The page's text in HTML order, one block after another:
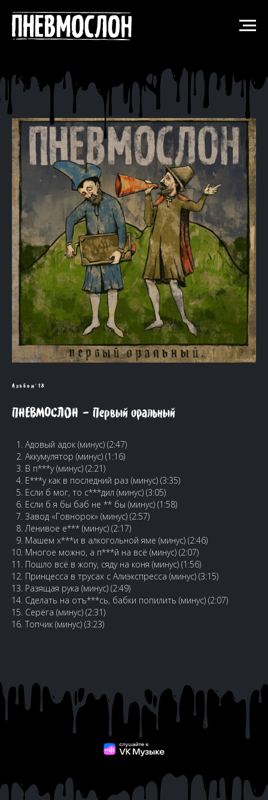
Альбом'18
ПНЕВМОСЛОН – Первый оральный
Адовый адок (минус) (2:47)
Аккумулятор (минус) (1:16)
В п***у (минус) (2:21)
Е***у как в последний раз (минус) (3:35)
Если б мог, то с***дил (минус) (3:05)
Если б я бы баб не ** бы (минус) (1:58)
Завод «Говнорок» (минус) (2:57)
Ленивое е*** (минус) (2:17)
Машем х***и в алкогольной яме (минус) (2:46)
Многое можно, а п***й на всё (минус) (2:07)
Пошло всё в жопу, сяду на коня (минус) (1:56)
Принцесса в трусах с Алиэкспресса (минус) (3:15)
Разящая рука (минус) (2:49)
Сделать на отъ***сь, бабки попилить (минус) (2:07)
Серёга (минус) (2:31)
Топчик (минус) (3:23)